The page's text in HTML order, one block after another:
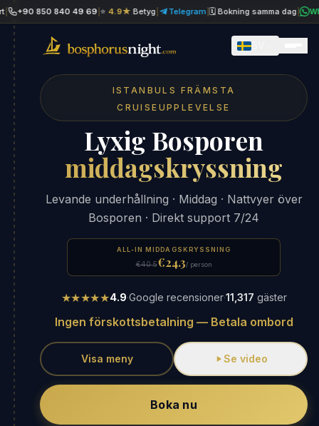
850 840 49 69|⭐ 4.9★Betyg| Telegram|🗓 Bokning samma dag|
ISTANBULS FRÄMSTA
CRUISEUPPLEVELSE
Lyxig Bosporen
middagskryssning
Levande underhållning · Middag · Nattvyer över
Bosporen · Direkt support 7/24
ALL-IN MIDDAGSKRYSSNING
€40.5€24.3/ person
★★★★★4.9·Google recensioner·11,317 gäster
Ingen förskottsbetalning — Betala ombord
Visa meny Se video
Boka nu